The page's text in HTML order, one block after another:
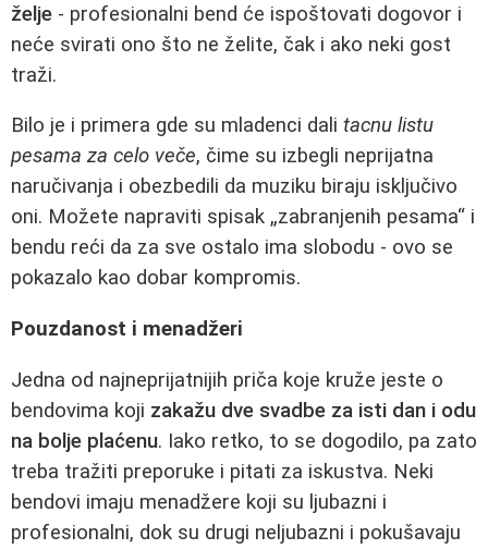
želje - profesionalni bend će ispoštovati dogovor i
neće svirati ono što ne želite, čak i ako neki gost
traži.
Bilo je i primera gde su mladenci dali tacnu listu
pesama za celo veče, čime su izbegli neprijatna
naručivanja i obezbedili da muziku biraju isključivo
oni. Možete napraviti spisak „zabranjenih pesama“ i
bendu reći da za sve ostalo ima slobodu - ovo se
pokazalo kao dobar kompromis.
Pouzdanost i menadžeri
Jedna od najneprijatnijih priča koje kruže jeste o
bendovima koji zakažu dve svadbe za isti dan i odu
na bolje plaćenu. Iako retko, to se dogodilo, pa zato
treba tražiti preporuke i pitati za iskustva. Neki
bendovi imaju menadžere koji su ljubazni i
profesionalni, dok su drugi neljubazni i pokušavaju